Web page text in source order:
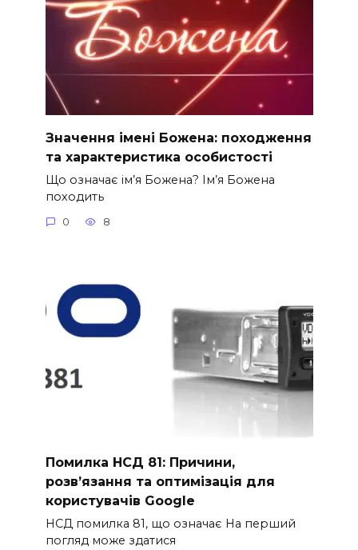
Значення імені Божена: походження
та характеристика особистості
Що означає ім’я Божена? Ім’я Божена
походить
0 8
Помилка НСД 81: Причини,
розв’язання та оптимізація для
користувачів Google
НСД помилка 81, що означає На перший
погляд може здатися